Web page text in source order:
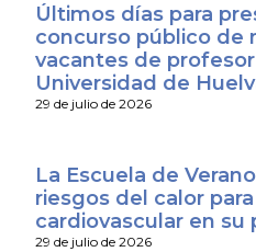
Últimos días para
concurso público de
vacantes de
Universidad de
29 de julio de 2026
La Escuela de
riesgos del calor
cardiovascular en su
29 de julio de 2026